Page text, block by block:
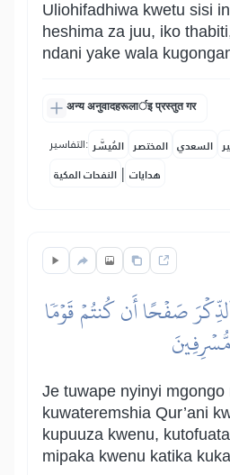
Uliohifadhiwa kwetu sisi
heshima za juu, iko
ndani yake wala
अन्य अनुवादहरूलार्इ प्रस्तुत गर
التفاسير: المُيسَّر المختصر السعدي
النفحات المكية | هدايات
صَفۡحًا أَن كُنتُمۡ قَوۡمٗا
مُّسۡرِفِينَ
Je tuwape nyinyi mgongo
kuwateremshia Qur’ani
kupuuza kwenu,
mipaka kwenu katika